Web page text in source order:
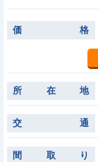
価 格
所 在 地
交 通
間 取 り